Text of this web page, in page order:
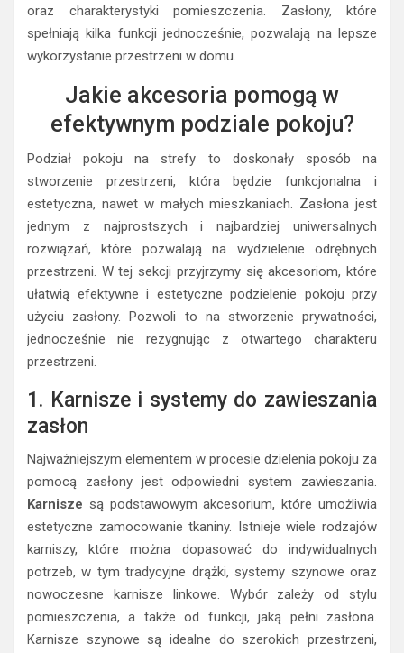
oraz charakterystyki pomieszczenia. Zasłony, które
spełniają kilka funkcji jednocześnie, pozwalają na lepsze
wykorzystanie przestrzeni w domu.
Jakie akcesoria pomogą w
efektywnym podziale pokoju?
Podział pokoju na strefy to doskonały sposób na
stworzenie przestrzeni, która będzie funkcjonalna i
estetyczna, nawet w małych mieszkaniach. Zasłona jest
jednym z najprostszych i najbardziej uniwersalnych
rozwiązań, które pozwalają na wydzielenie odrębnych
przestrzeni. W tej sekcji przyjrzymy się akcesoriom, które
ułatwią efektywne i estetyczne podzielenie pokoju przy
użyciu zasłony. Pozwoli to na stworzenie prywatności,
jednocześnie nie rezygnując z otwartego charakteru
przestrzeni.
1. Karnisze i systemy do zawieszania
zasłon
Najważniejszym elementem w procesie dzielenia pokoju za
pomocą zasłony jest odpowiedni system zawieszania.
Karnisze są podstawowym akcesorium, które umożliwia
estetyczne zamocowanie tkaniny. Istnieje wiele rodzajów
karniszy, które można dopasować do indywidualnych
potrzeb, w tym tradycyjne drążki, systemy szynowe oraz
nowoczesne karnisze linkowe. Wybór zależy od stylu
pomieszczenia, a także od funkcji, jaką pełni zasłona.
Karnisze szynowe są idealne do szerokich przestrzeni,